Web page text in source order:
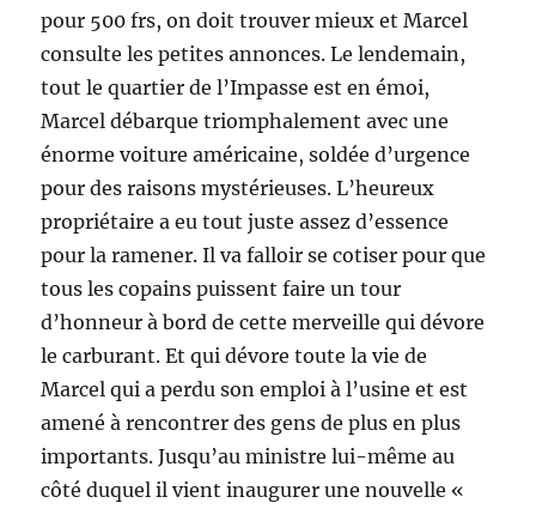
pour 500 frs, on doit trouver mieux et Marcel
consulte les petites annonces. Le lendemain,
tout le quartier de l’Impasse est en émoi,
Marcel débarque triomphalement avec une
énorme voiture américaine, soldée d’urgence
pour des raisons mystérieuses. L’heureux
propriétaire a eu tout juste assez d’essence
pour la ramener. Il va falloir se cotiser pour que
tous les copains puissent faire un tour
d’honneur à bord de cette merveille qui dévore
le carburant. Et qui dévore toute la vie de
Marcel qui a perdu son emploi à l’usine et est
amené à rencontrer des gens de plus en plus
importants. Jusqu’au ministre lui-même au
côté duquel il vient inaugurer une nouvelle «